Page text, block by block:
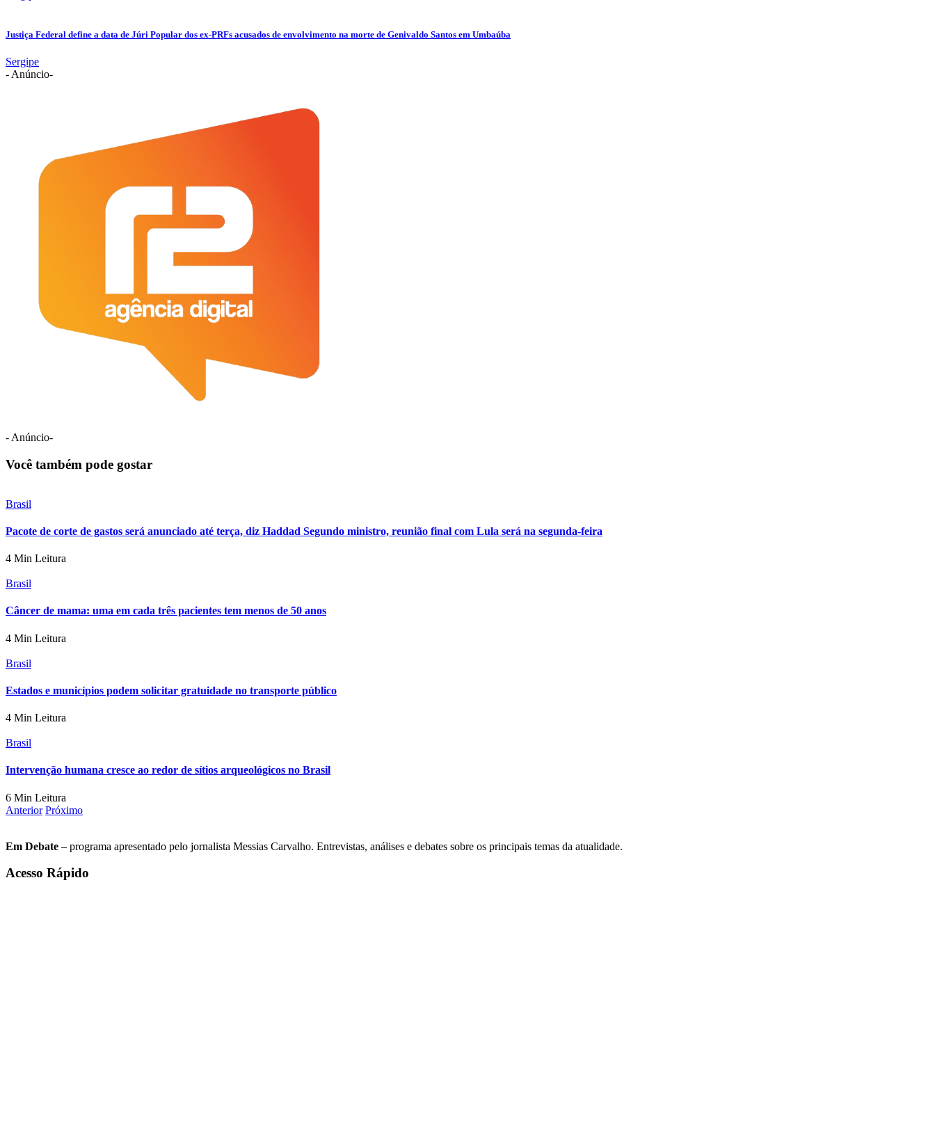
Justiça Federal define a data de Júri Popular dos ex-PRFs acusados de envolvimento na morte de Genivaldo Santos em Umbaúba
Sergipe
- Anúncio-
- Anúncio-
Você também pode gostar
Brasil
Pacote de corte de gastos será anunciado até terça, diz Haddad Segundo ministro, reunião final com Lula será na segunda-feira
4 Min Leitura
Brasil
Câncer de mama: uma em cada três pacientes tem menos de 50 anos
4 Min Leitura
Brasil
Estados e municípios podem solicitar gratuidade no transporte público
4 Min Leitura
Brasil
Intervenção humana cresce ao redor de sítios arqueológicos no Brasil
6 Min Leitura
Anterior Próximo
Em Debate – programa apresentado pelo jornalista Messias Carvalho. Entrevistas, análises e debates sobre os principais temas da atualidade.
Acesso Rápido